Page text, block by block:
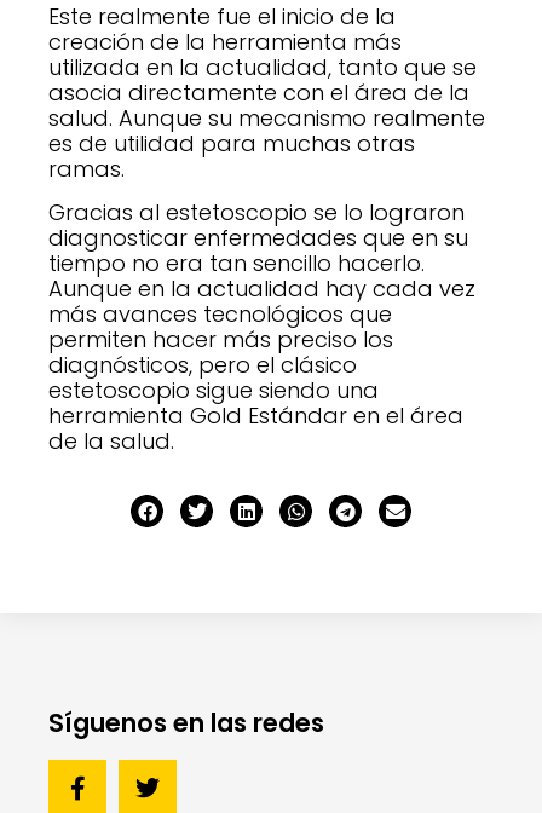
Este realmente fue el inicio de la
creación de la herramienta más
utilizada en la actualidad, tanto que se
asocia directamente con el área de la
salud. Aunque su mecanismo realmente
es de utilidad para muchas otras
ramas.
Gracias al estetoscopio se lo lograron
diagnosticar enfermedades que en su
tiempo no era tan sencillo hacerlo.
Aunque en la actualidad hay cada vez
más avances tecnológicos que
permiten hacer más preciso los
diagnósticos, pero el clásico
estetoscopio sigue siendo una
herramienta Gold Estándar en el área
de la salud.
Síguenos en las redes